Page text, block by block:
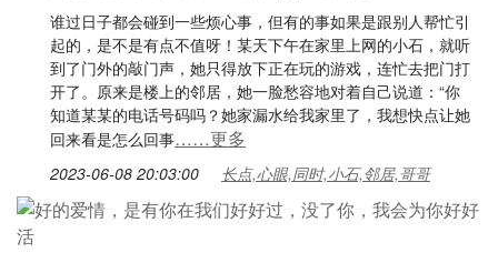
谁过日子都会碰到一些烦心事，但有的事如果是跟别人帮忙引
起的，是不是有点不值呀！某天下午在家里上网的小石，就听
到了门外的敲门声，她只得放下正在玩的游戏，连忙去把门打
开了。原来是楼上的邻居，她一脸愁容地对着自己说道：“你
知道某某的电话号码吗？她家漏水给我家里了，我想快点让她
回来看是怎么回事……更多
2023-06-08 20:03:00 长点,心眼,同时,小石,邻居,哥哥